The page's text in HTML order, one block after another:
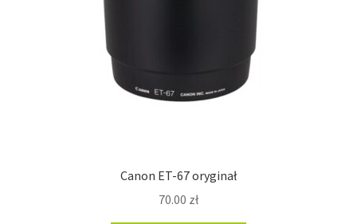
Canon ET-67 oryginał
70.00 zł